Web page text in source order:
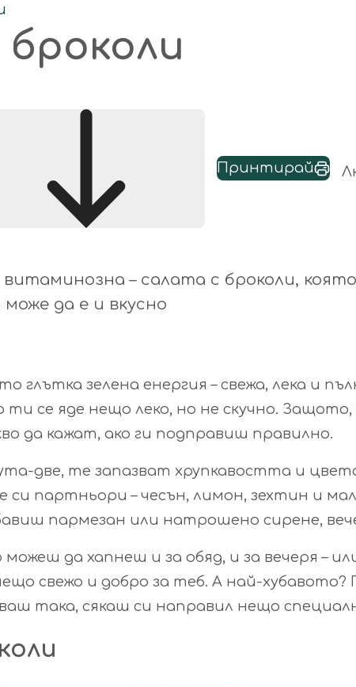
Принтирай
– салата с броколи, която
да е и вкусно
глътка зелена енергия – свежа, лека и
ти се яде нещо леко, но не скучно. Защото,
да кажат, ако ги подправиш правилно.
две, те запазват хрупкавостта и цвета
партньори – чесън, лимон, зехтин и
пармезан или натрошено сирене, вече
можеш да хапнеш и за обяд, и за вечеря –
свежо и добро за теб. А най-хубавото?
така, сякаш си направил нещо